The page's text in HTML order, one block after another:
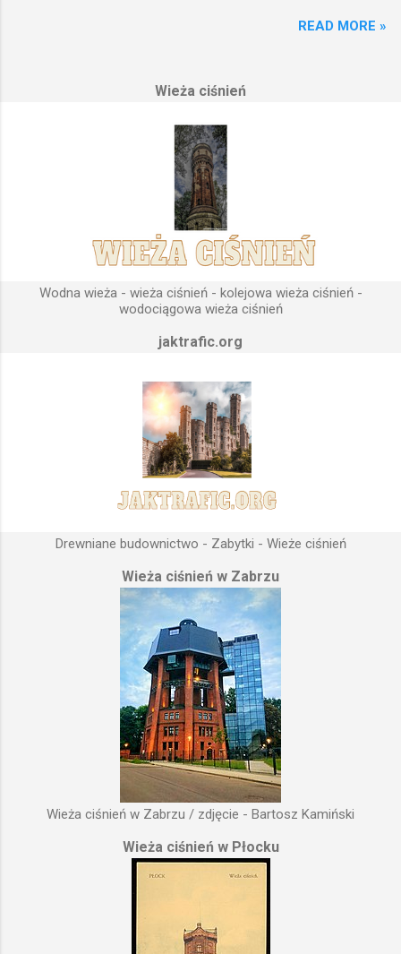
na którym została wzniesiona. Wieża ciśnień jest obiektem
fundamenty modułu infrastruktury wodnej, zaplanowanej dla
Podstawową funkcją wież ciśnień jest zwiększanie ciśnienia
wody do dystrybucji. Zasada działania wieży ciśnień Cechą
priorytetową przy projektowaniu wieży ciśnień jest wyszukanie
odpowiedniego terenu pod przyszłe fundamenty obiektu.
Konstrukcja, aby mogła być w pełni funkcjonalna musi zostać
wybudowana na najwyższym lokalnym wzniesieniu. Ponieważ
gromadząca się woda w zbiorniku wieży ciśnień musi być
umieszczona wyżej, niż instalacje wodne znajdujące się u
odbiorców. Schema...
READ MORE »
Wieża ciśnień
Wodna wieża - wieża ciśnień - kolejowa wieża ciśnień -
wodociągowa wieża ciśnień
jaktrafic.org
Drewniane budownictwo - Zabytki - Wieże ciśnień
Wieża ciśnień w Zabrzu
Wieża ciśnień w Zabrzu / zdjęcie - Bartosz Kamiński
Wieża ciśnień w Płocku